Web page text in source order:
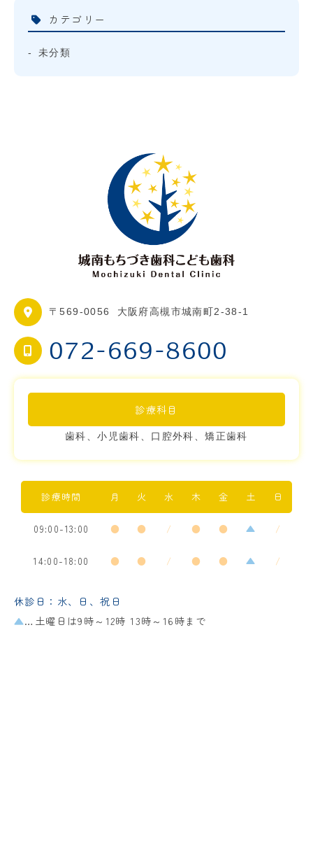
カテゴリー
未分類
〒569-0056 大阪府高槻市城南町2-38-1
072-669-8600
診療科目
歯科、小児歯科、口腔外科、矯正歯科
診療時間 月 火 水 木 金 土 日
09:00-13:00 ● ● / ● ● ▲ /
14:00-18:00 ● ● / ● ● ▲ /
休診日：水、日、祝日
▲…土曜日は9時～12時 13時～16時まで